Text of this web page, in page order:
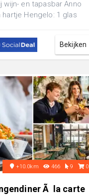
wijn- en tapasbar Anno
hartje Hengelo: 1 glas
Bekijken
+10.0km 466 9 0
Ã la carte